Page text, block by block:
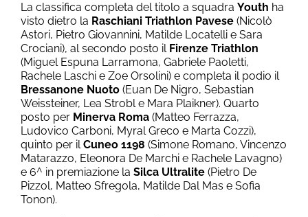
La classifica completa del titolo a squadra Youth ha
visto dietro la Raschiani Triathlon Pavese (Nicolò
Astori, Pietro Giovannini, Matilde Locatelli e Sara
Crociani), al secondo posto il Firenze Triathlon
(Miguel Espuna Larramona, Gabriele Paoletti,
Rachele Laschi e Zoe Orsolini) e completa il podio il
Bressanone Nuoto (Euan De Nigro, Sebastian
Weissteiner, Lea Strobl e Mara Plaikner). Quarto
posto per Minerva Roma (Matteo Ferrazza,
Ludovico Carboni, Myral Greco e Marta Cozzi),
quinto per ilCuneo 1198 (Simone Romano, Vincenzo
Matarazzo, Eleonora De Marchi e Rachele Lavagno)
e 6^ in premiazione la Silca Ultralite (Pietro De
Pizzol, Matteo Sfregola, Matilde Dal Mas e Sofia
Tonon).